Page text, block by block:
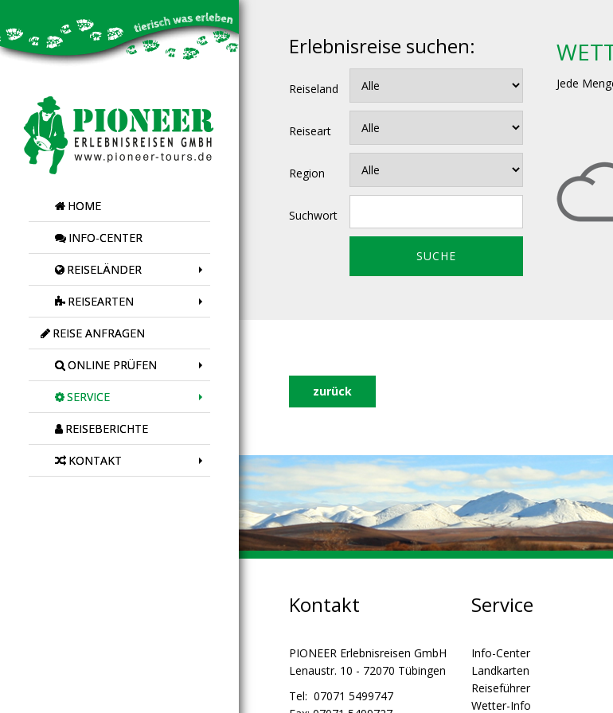
HOME
INFO-CENTER
REISELÄNDER
REISEARTEN
REISE ANFRAGEN
ONLINE PRÜFEN
SERVICE
REISEBERICHTE
KONTAKT
Erlebnisreise suchen:
Reiseland
Reiseart
Region
Suchwort
Jede
zurück
Kontakt
PIONEER Erlebnisreisen GmbH
Lenaustr. 10 - 72070 Tübingen
Tel: 07071 5499747
Service
Info-Center
Landkarten
Reiseführer
Wetter-Info